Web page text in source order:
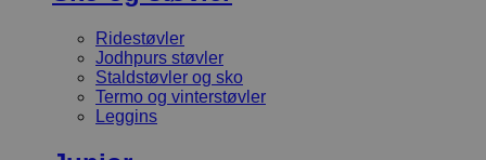
Ridestøvler
Jodhpurs støvler
Staldstøvler og sko
Termo og vinterstøvler
Leggins